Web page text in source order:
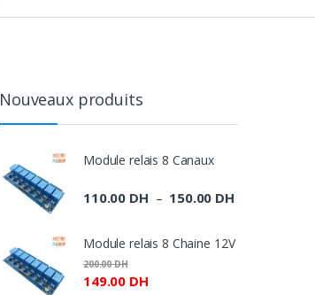
Nouveaux produits
Module relais 8 Canaux
110.00 DH – 150.00 DHPlage
prix :
Module relais 8 Chaine 12V
149.00 DH
200.00DH